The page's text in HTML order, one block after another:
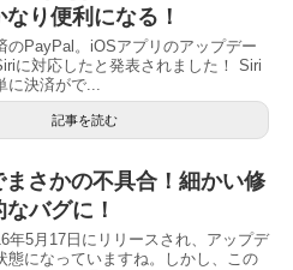
り便利になる！
のPayPal。iOSアプリのアップデー
に対応したと発表されました！ Siri
に決済がで...
記事を読む
さかの不具合！細かい修
バグに！
年5月17日にリリースされ、アップデ
態になっていますね。しかし、この